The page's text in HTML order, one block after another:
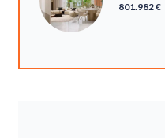
801.982 €